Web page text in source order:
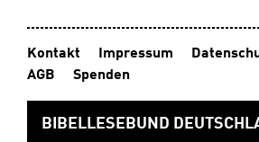
Kontakt Impressum
AGB
Spenden
BIBELLESEBUND